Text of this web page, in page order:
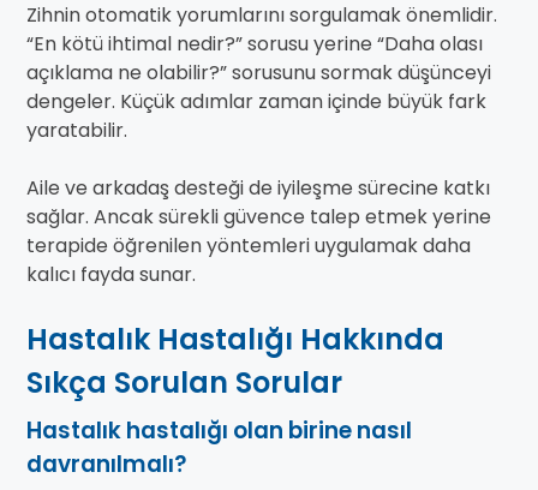
Zihnin otomatik yorumlarını sorgulamak önemlidir.
“En kötü ihtimal nedir?” sorusu yerine “Daha olası
açıklama ne olabilir?” sorusunu sormak düşünceyi
dengeler. Küçük adımlar zaman içinde büyük fark
yaratabilir.
Aile ve arkadaş desteği de iyileşme sürecine katkı
sağlar. Ancak sürekli güvence talep etmek yerine
terapide öğrenilen yöntemleri uygulamak daha
kalıcı fayda sunar.
Hastalık Hastalığı Hakkında
Sıkça Sorulan Sorular
Hastalık hastalığı olan birine nasıl
davranılmalı?